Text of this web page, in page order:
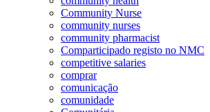
Community Nurse
community nurses
community pharmacist
Comparticipado registo no NMC
competitive salaries
comprar
comunicação
comunidade